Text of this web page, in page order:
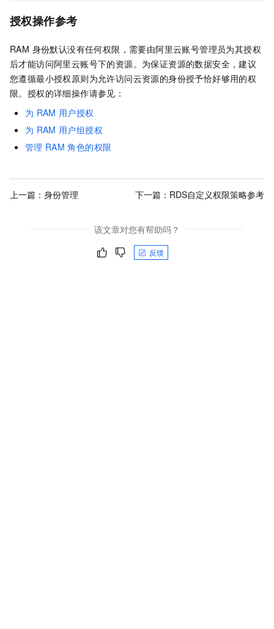
授权操作参考
RAM 身份默认没有任何权限，需要由阿里云账号管理员为其授权
后才能访问阿里云账号下的资源。为保证资源的数据安全，建议
您遵循最小授权原则为允许访问云资源的身份授予恰好够用的权
限。授权的详细操作请参见：
为 RAM 用户授权
为 RAM 用户组授权
管理 RAM 角色的权限
上一篇： 身份管理 下一篇： RDS自定义权限策略参考
该文章对您有帮助吗？
反馈